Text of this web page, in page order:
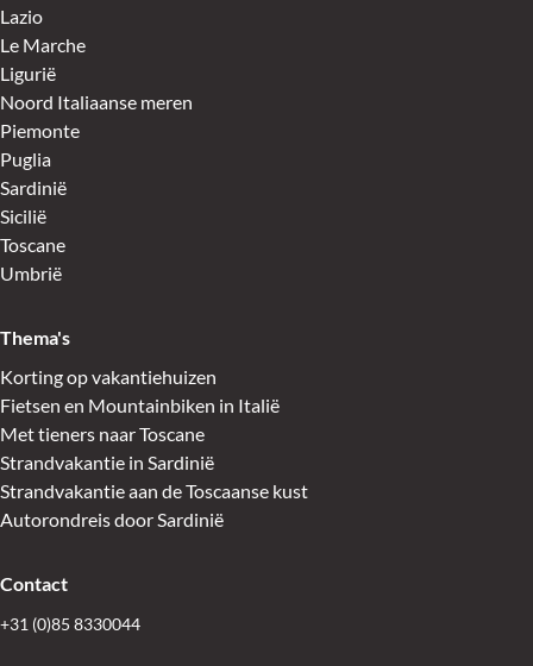
Lazio
Le Marche
Ligurië
Noord Italiaanse meren
Piemonte
Puglia
Sardinië
Sicilië
Toscane
Umbrië
Thema's
Korting op vakantiehuizen
Fietsen en Mountainbiken in Italië
Met tieners naar Toscane
Strandvakantie in Sardinië
Strandvakantie aan de Toscaanse kust
Autorondreis door Sardinië
Contact
+31 (0)85 8330044